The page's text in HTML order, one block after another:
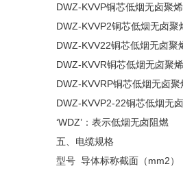
DWZ-KVVP铜芯低烟无卤聚
DWZ-KVVP2铜芯低烟无卤
DWZ-KVV22铜芯低烟无卤
DWZ-KVVR铜芯低烟无卤聚
DWZ-KVVRP铜芯低烟无卤
DWZ-KVVP2-22铜芯低烟无
‘WDZ’：表示低烟无卤阻燃
五、电缆规格
型号 导体标称截面（mm2）